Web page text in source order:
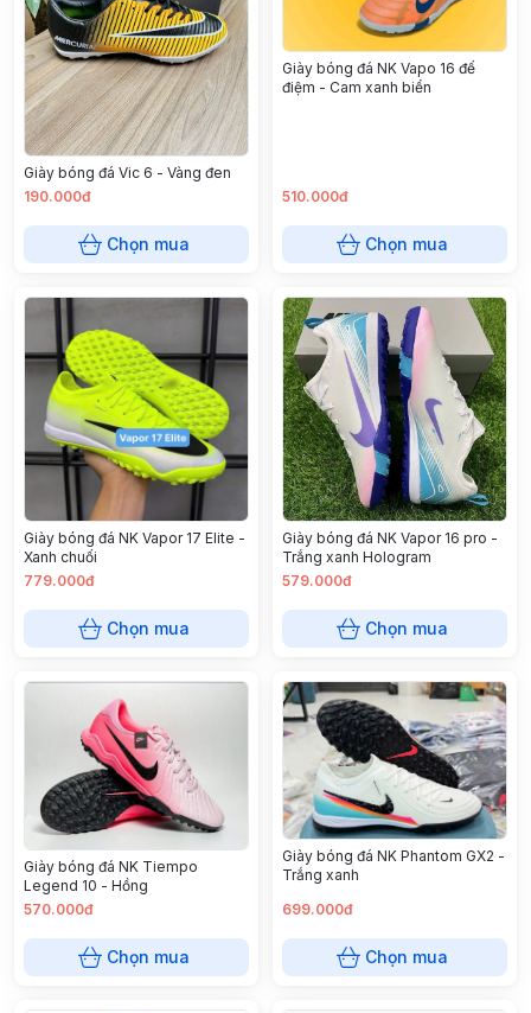
Giày bóng đá Vic 6 - Vàng đen
190.000đ
Chọn mua
Giày bóng đá NK Vapo 16 đế
điệm - Cam xanh biển
510.000đ
Chọn mua
Giày bóng đá NK Vapor 17 Elite -
Xanh chuối
779.000đ
Chọn mua
Giày bóng đá NK Vapor 16 pro -
Trắng xanh Hologram
579.000đ
Chọn mua
Giày bóng đá NK Tiempo
Legend 10 - Hồng
570.000đ
Chọn mua
Giày bóng đá NK Phantom GX2 -
Trắng xanh
699.000đ
Chọn mua